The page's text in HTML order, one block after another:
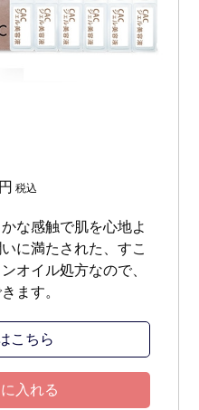
税込
な感触で肌を心地よ
に満たされた、すこ
オイル処方なので、
ます。
こちら
入れる